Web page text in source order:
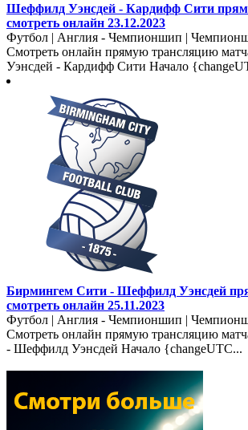
Шеффилд Уэнсдей - Кардифф Сити
смотреть онлайн 23.12.2023
Футбол | Англия - Чемпионшип |
Смотреть онлайн прямую трансляцию
Уэнсдей - Кардифф Сити Начало
Бирмингем Сити - Шеффилд Уэнсдей
смотреть онлайн 25.11.2023
Футбол | Англия - Чемпионшип |
Смотреть онлайн прямую трансляцию
- Шеффилд Уэнсдей Начало {changeUTC...